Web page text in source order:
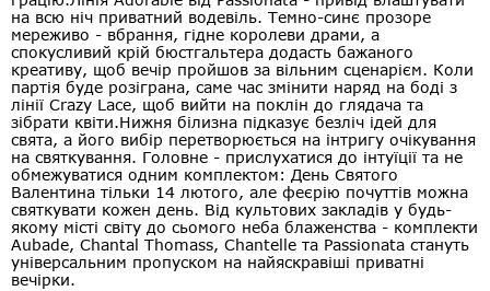
на всю ніч приватний водевіль. Темно-синє прозоре
мереживо - вбрання, гідне королеви драми, а
спокусливий крій бюстгальтера додасть бажаного
креативу, щоб вечір пройшов за вільним сценарієм. Коли
партія буде розіграна, саме час змінити наряд на боді з
лінії Crazy Lace, щоб вийти на поклін до глядача та
зібрати квіти.Нижня білизна підказує безліч ідей для
свята, а його вибір перетворюється на інтригу очікування
на святкування. Головне - прислухатися до інтуїції та не
обмежуватися одним комплектом: День Святого
Валентина тільки 14 лютого, але феєрію почуттів можна
святкувати кожен день. Від культових закладів у будь-
якому місті світу до сьомого неба блаженства - комплекти
Aubade, Chantal Thomass, Chantelle та Passionata стануть
універсальним пропуском на найяскравіші приватні
вечірки.